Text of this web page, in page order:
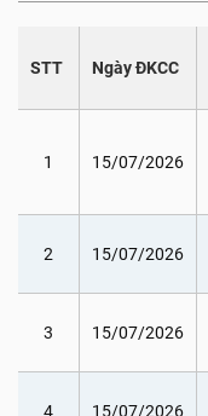
STT Ngày ĐKCC
1 15/07/2026
2 15/07/2026
3 15/07/2026
4 15/07/2026